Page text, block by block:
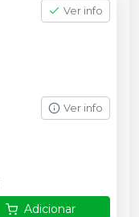
Ver info
Ver info
Adicionar